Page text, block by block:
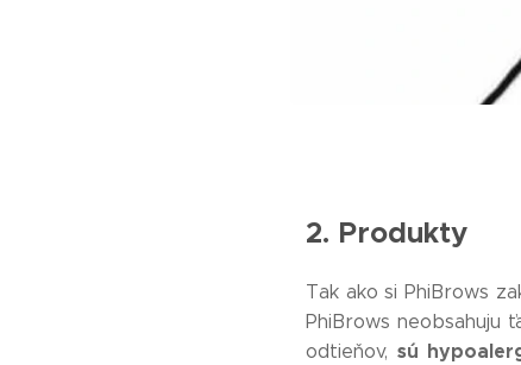
2. Produkty
Tak ako si PhiBrows
PhiBrows neobsahuju
odtieňov,sú